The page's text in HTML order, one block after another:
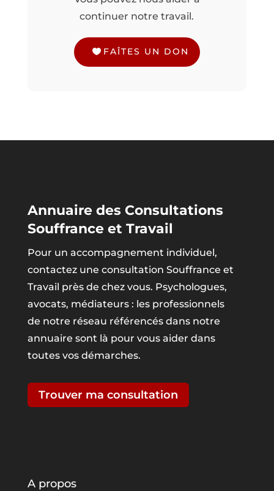
continuer notre travail.
FAÎTES UN DON
Annuaire des Consultations
Souffrance et Travail
Pour un accompagnement individuel,
contactez une consultation Souffrance et
Travail près de chez vous. Psychologues,
avocats, médiateurs : les professionnels
de notre réseau référencés dans notre
annuaire sont là pour vous aider dans
toutes vos démarches.
Trouver ma consultation
A propos